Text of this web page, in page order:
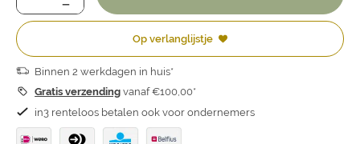
Op verlanglijstje
Binnen 2 werkdagen in huis*
Gratis verzending vanaf €100,00*
in3 renteloos betalen ook voor ondernemers